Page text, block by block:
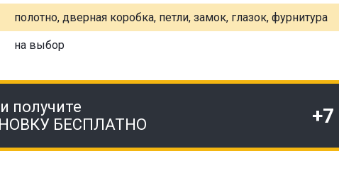
полотно, дверная коробка, петли, замок, глазок, фурнитура
на выбор
получите
БЕСПЛАТНО